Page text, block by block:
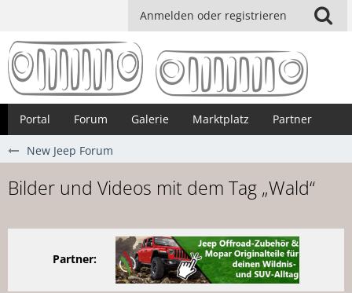
Anmelden oder registrieren
Portal Forum Galerie Marktplatz Partner
New Jeep Forum
Bilder und Videos mit dem Tag „Wald“
Partner: